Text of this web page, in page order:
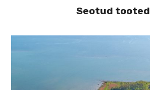
Seotud tooted